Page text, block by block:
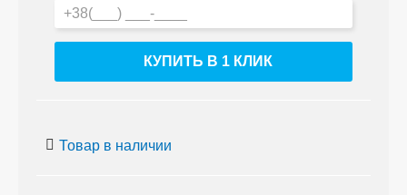
КУПИТЬ В 1 КЛИК
Товар в наличии